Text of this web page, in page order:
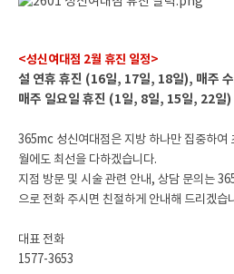
<성신여대점 2월 휴진 일정>
설 연휴 휴진 (16일, 17일, 18일), 매주
매주 일요일 휴진 (1일, 8일, 15일, 22일)
365mc 성신여대점은 지방 하나만 집중하여
월에도 최선을 다하겠습니다.
지점 방문 및 시술 관련 안내, 상담 문의는
으로 전화 주시면 친절하게 안내해 드리겠습
대표 전화
1577-3653